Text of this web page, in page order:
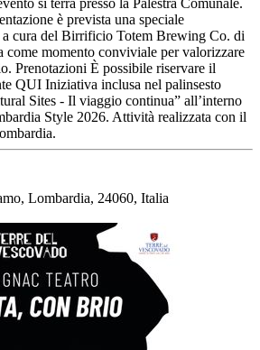
è prevista una speciale
a cura del Birrificio Totem Brewing Co. di
come momento conviviale per valorizzare
Prenotazioni È possibile riservare il
QUI Iniziativa inclusa nel palinsesto
Sites - Il viaggio continua” all’interno
Style 2026. Attività realizzata con il
Lombardia, 24060, Italia